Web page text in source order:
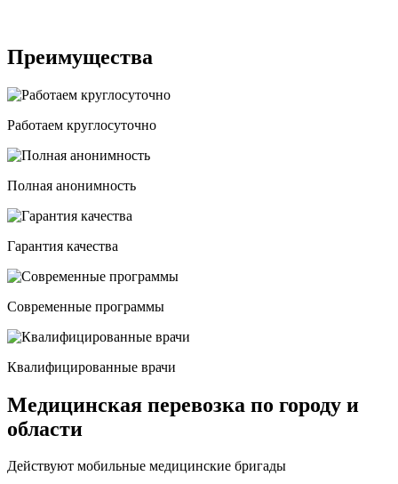
Преимущества
Работаем круглосуточно
Полная анонимность
Гарантия качества
Современные программы
Квалифицированные врачи
Медицинская перевозка по городу и
области
Действуют мобильные медицинские бригады